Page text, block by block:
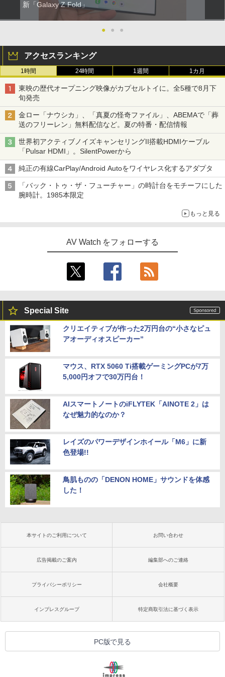
新「Galaxy Z Fold」
● ● ●
アクセスランキング
1時間 24時間 1週間 1カ月
東映の歴代オープニング映像がカプセルトイに。全5種で8月下
旬発売
金ロー「ナウシカ」、「真夏の怪奇ファイル」、ABEMAで「葬
送のフリーレン」無料配信など。夏の特番・配信情報
世界初アクティブノイズキャンセリングII搭載HDMIケーブル
「Pulsar HDMI」。SilentPowerから
純正の有線CarPlay/Android Autoをワイヤレス化するアダプタ
「バック・トゥ・ザ・フューチャー」の時計台をモチーフにした
腕時計。1985本限定
もっと見る
AV Watch をフォローする
Special Site
クリエイティブが作った2万円台の“小さなピュ
アオーディオスピーカー”
マウス、RTX 5060 Ti搭載ゲーミングPCが7万
5,000円オフで30万円台！
AIスマートノートのiFLYTEK「AINOTE 2」は
なぜ魅力的なのか？
レイズのパワーデザインホイール「M6」に新
色登場!!
鳥肌ものの「DENON HOME」サウンドを体感
した！
本サイトのご利用について お問い合わせ
広告掲載のご案内 編集部へのご連絡
プライバシーポリシー 会社概要
インプレスグループ 特定商取引法に基づく表示
PC版で見る